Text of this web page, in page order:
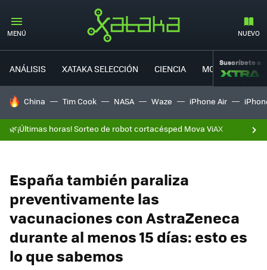
MENÚ NUEVO
ANÁLISIS XATAKA SELECCIÓN CIENCIA MOVILIDAD
Suscríbete a
HOY SE HABLA DE
China Tim Cook NASA Waze iPhone Air
🌿¡Últimas horas! Sorteo de robot cortacésped Mova ViAX
España también paraliza
preventivamente las
vacunaciones con AstraZeneca
durante al menos 15 días: esto es
lo que sabemos